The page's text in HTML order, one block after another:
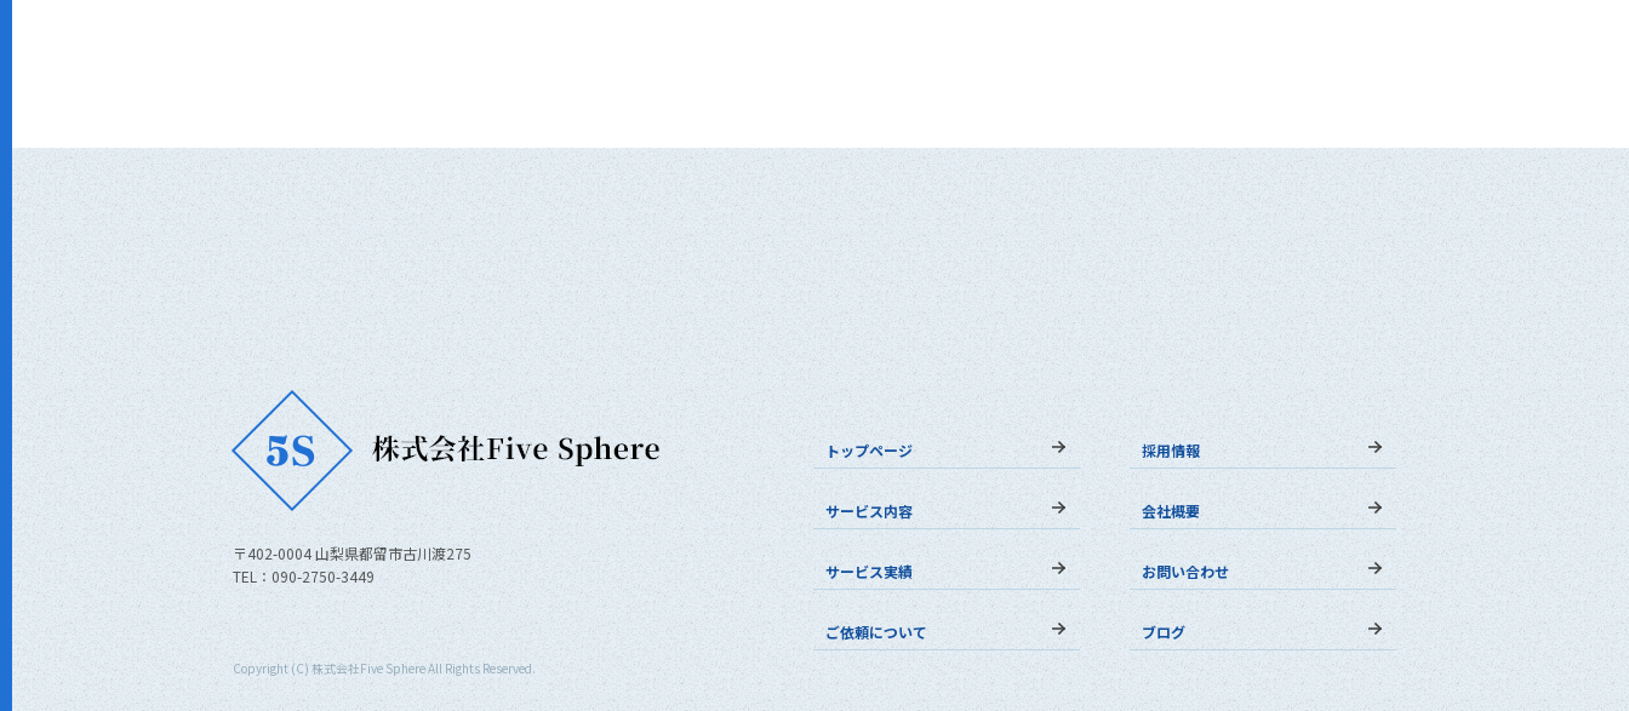
トップページ
サービス内容
サービス実績
ご依頼について
採用情報
会社概要
お問い合わせ
ブログ
〒402-0004 山梨県都留市古川渡275
TEL：090-2750-3449
Copyright (C) 株式会社Five Sphere All Rights Reserved.